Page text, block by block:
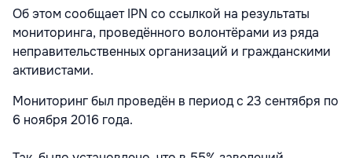
Об этом сообщаетIPN со ссылкой на результаты
мониторинга, проведённого волонтёрами из ряда
неправительственных организаций и гражданскими
активистами.
Мониторинг был проведён в период с 23 сентября по
6 ноября 2016 года.